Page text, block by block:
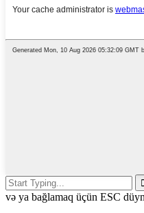
və ya bağlamaq üçün ESC